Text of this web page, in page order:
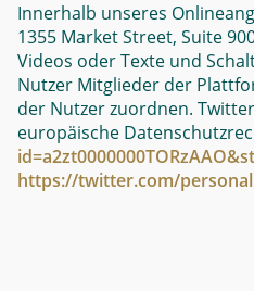
Innerhalb unseres
1355 Market Street, Suite
Videos oder Texte und
Nutzer Mitglieder der
der Nutzer zuordnen.
europäische
https://twitter.com/